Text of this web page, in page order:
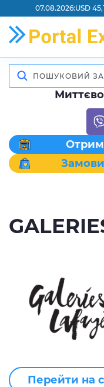
07.08.2026:USD
Перейти на